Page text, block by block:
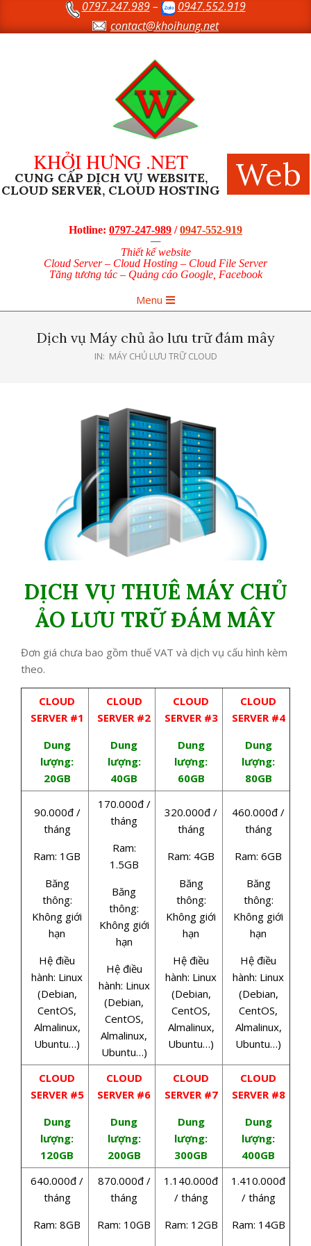
0797.247.989–
0947.552.919
contact@khoihung.net
KHỞI HƯNG .NET
CUNG CẤP DỊCH VỤ WEBSITE,
CLOUD SERVER, CLOUD HOSTING Web
Hotline: 0797-247-989 /0947-552-919
—
Thiết kế website
Cloud Server – Cloud Hosting – Cloud File Server
Tăng tương tác – Quảng cáo Google, Facebook
Navigation
Menu
Dịch vụ Máy chủ ảo lưu trữ đám mây
IN: MÁY CHỦ LƯU TRỮ CLOUD
DỊCH VỤ THUÊ MÁY CHỦ
ẢO LƯU TRỮ ĐÁM MÂY
Đơn giá chưa bao gồm thuế VAT và dịch vụ cấu hình kèm
theo.
CLOUD
SERVER #1
Dung
lượng:
20GB
CLOUD
SERVER #2
Dung
lượng:
40GB
CLOUD
SERVER #3
Dung
lượng:
60GB
CLOUD
SERVER #4
Dung
lượng:
80GB
90.000đ /
tháng
Ram: 1GB
Băng
thông:
Không giới
hạn
Hệ điều
hành: Linux
(Debian,
CentOS,
Almalinux,
Ubuntu…)
170.000đ /
tháng
Ram:
1.5GB
Băng
thông:
Không giới
hạn
Hệ điều
hành: Linux
(Debian,
CentOS,
Almalinux,
Ubuntu…)
320.000đ /
tháng
Ram: 4GB
Băng
thông:
Không giới
hạn
Hệ điều
hành: Linux
(Debian,
CentOS,
Almalinux,
Ubuntu…)
460.000đ /
tháng
Ram: 6GB
Băng
thông:
Không giới
hạn
Hệ điều
hành: Linux
(Debian,
CentOS,
Almalinux,
Ubuntu…)
CLOUD
SERVER #5
Dung
lượng:
120GB
CLOUD
SERVER #6
Dung
lượng:
200GB
CLOUD
SERVER #7
Dung
lượng:
300GB
CLOUD
SERVER #8
Dung
lượng:
400GB
640.000đ /
tháng
Ram: 8GB
870.000đ /
tháng
Ram: 10GB
1.140.000đ
/ tháng
Ram: 12GB
1.410.000đ
/ tháng
Ram: 14GB